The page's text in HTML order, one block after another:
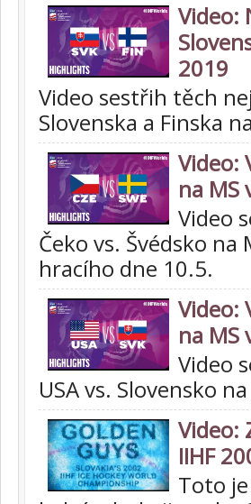
Video:
2019
Video sestřih těch
Slovenska a Finska
Video:
na MS
Video
Čeko vs. Švédsko
hracího dne 10.5.
Video:
na MS
Video
USA vs. Slovensko
Video:
IIHF
Toto